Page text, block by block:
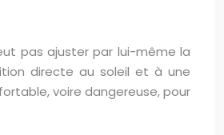
pas ajuster par lui-même la
directe au soleil et à une
voire dangereuse, pour